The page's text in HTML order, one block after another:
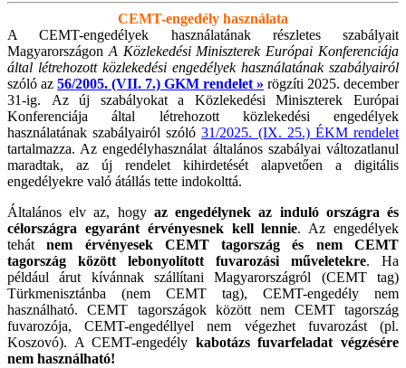
CEMT-engedély használata
A CEMT-engedélyek használatának részletes szabályait
Magyarországon A Közlekedési Miniszterek Európai Konferenciája
által létrehozott közlekedési engedélyek használatának szabályairól
szóló az 56/2005. (VII. 7.) GKM rendelet » rögzíti 2025. december
31-ig. Az új szabályokat a Közlekedési Miniszterek Európai
Konferenciája által létrehozott közlekedési engedélyek
használatának szabályairól szóló31/2025. (IX. 25.) ÉKM rendelet
tartalmazza. Az engedélyhasználat általános szabályai változatlanul
maradtak, az új rendelet kihirdetését alapvetően a digitális
engedélyekre való átállás tette indokolttá.
Általános elv az, hogy az engedélynek az induló országra és
célországra egyaránt érvényesnek kell lennie. Az engedélyek
tehátnem érvényesek CEMT tagország és nem CEMT
tagország között lebonyolított fuvarozási műveletekre. Ha
például árut kívánnak szállítani Magyarországról (CEMT tag)
Türkmenisztánba (nem CEMT tag), CEMT-engedély nem
használható. CEMT tagországok között nem CEMT tagország
fuvarozója, CEMT-engedéllyel nem végezhet fuvarozást (pl.
Koszovó). A CEMT-engedély kabotázsfuvarfeladat végzésére
nem használható!